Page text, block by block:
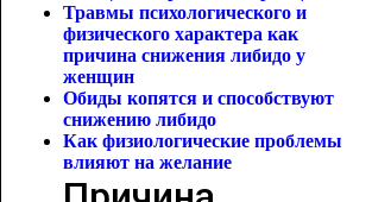
Травмы психологического и
физического характера как
причина снижения либидо у
женщин
Обиды копятся и способствуют
снижению либидо
Как физиологические проблемы
влияют на желание